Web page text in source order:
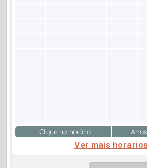
Clique no horário
Ver mais horarios